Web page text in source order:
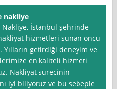
nakliye
Nakliye, İstanbul şehrinde
hizmetleri sunan öncü
Yılların getirdiği deneyim ve
en kaliteli hizmeti
Nakliyat sürecinin
iyi biliyoruz ve bu sebeple